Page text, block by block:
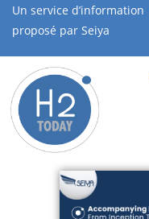
Un service d’information
proposé par Seiya